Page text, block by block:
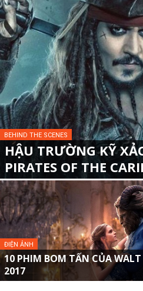
BEHIND THE SCENES
HẬU TRƯỜNG KỸ
PIRATES OF THE
ĐIỆN ẢNH
10 PHIM BOM TẤN CỦA WALT
2017